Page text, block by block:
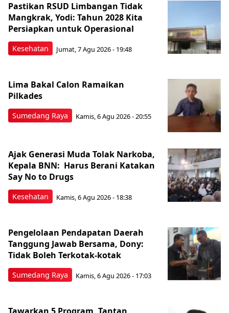
Kesehatan
Pastikan RSUD Limbangan Tidak
Mangkrak, Yodi: Tahun 2028 Kita
Persiapkan untuk Operasional
Jumat, 7 Agu 2026 - 19:48
Sumedang Raya
Lima Bakal Calon Ramaikan
Pilkades
Kamis, 6 Agu 2026 - 20:55
Kesehatan
Ajak Generasi Muda Tolak Narkoba,
Kepala BNN: Harus Berani Katakan
Say No to Drugs
Kamis, 6 Agu 2026 - 18:38
Sumedang Raya
Pengelolaan Pendapatan Daerah
Tanggung Jawab Bersama, Dony:
Tidak Boleh Terkotak-kotak
Kamis, 6 Agu 2026 - 17:03